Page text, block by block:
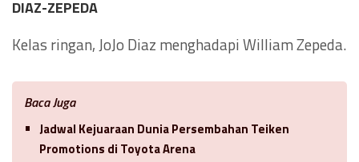
DIAZ-ZEPEDA
Kelas ringan, JoJo Diaz menghadapi William Zepeda.
Baca Juga
Jadwal Kejuaraan Dunia Persembahan Teiken
Promotions di Toyota Arena